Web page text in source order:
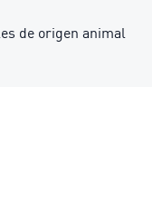
de origen animal